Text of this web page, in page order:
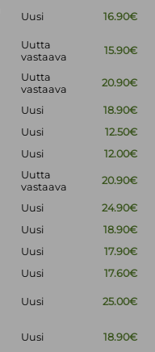
Uusi 16.90€
Uutta
vastaava
15.90€
Uutta
vastaava
20.90€
Uusi
18.90€
Uusi
12.50€
Uusi 12.00€
Uutta
vastaava
20.90€
Uusi
24.90€
Uusi
18.90€
Uusi
17.90€
Uusi
17.60€
Uusi 25.00€
Uusi 18.90€